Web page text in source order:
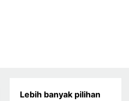
Lebih banyak pilihan